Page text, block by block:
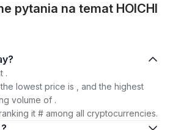
pytania na temat HOICHI
today?
.
lowest price is , and the highest
volume of .
it # among all cryptocurrencies.